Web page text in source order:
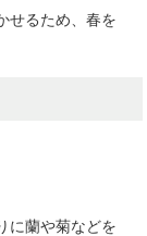
せるため、春を
に蘭や菊などを